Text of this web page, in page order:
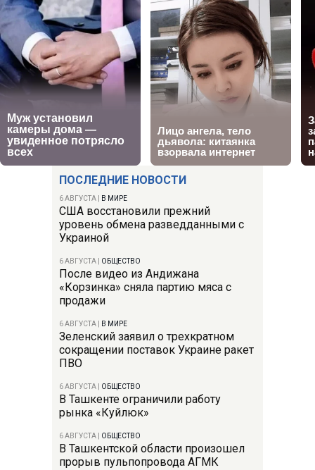
ПОСЛЕДНИЕ НОВОСТИ
6 АВГУСТА В МИРЕ
США восстановили прежний
уровень обмена разведданными с
Украиной
6 АВГУСТА ОБЩЕСТВО
После видео из Андижана
«Корзинка» сняла партию мяса с
продажи
6 АВГУСТА В МИРЕ
Зеленский заявил о трехкратном
сокращении поставок Украине ракет
ПВО
6 АВГУСТА ОБЩЕСТВО
В Ташкенте ограничили работу
рынка «Куйлюк»
6 АВГУСТА ОБЩЕСТВО
В Ташкентской области произошел
прорыв пульпопровода АГМК